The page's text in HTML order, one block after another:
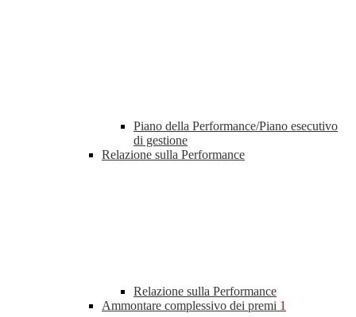
Piano della Performance/Piano esecutivo
di gestione
Relazione sulla Performance
Relazione sulla Performance
Ammontare complessivo dei premi 1